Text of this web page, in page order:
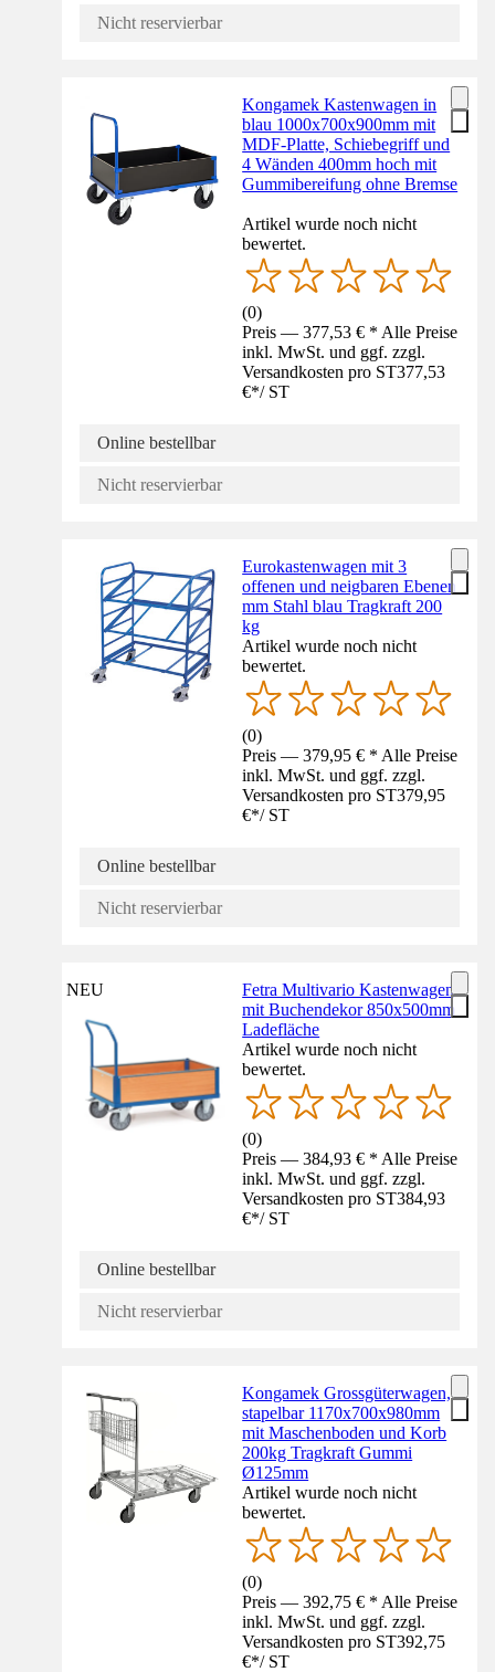
Nicht reservierbar
Kongamek Kastenwagen in
blau 1000x700x900mm mit
MDF-Platte, Schiebegriff und
4 Wänden 400mm hoch mit
Gummibereifung ohne Bremse
Artikel wurde noch nicht
bewertet.
(0)
Preis — 377,53 € * Alle Preise
inkl. MwSt. und ggf. zzgl.
Versandkosten pro ST377,53
€*/ ST
Online bestellbar
Nicht reservierbar
Eurokastenwagen mit 3
offenen und neigbaren Ebenen
mm Stahl blau Tragkraft 200
kg
Artikel wurde noch nicht
bewertet.
(0)
Preis — 379,95 € * Alle Preise
inkl. MwSt. und ggf. zzgl.
Versandkosten pro ST379,95
€*/ ST
Online bestellbar
Nicht reservierbar
NEU
Fetra Multivario Kastenwagen
mit Buchendekor 850x500mm
Ladefläche
Artikel wurde noch nicht
bewertet.
(0)
Preis — 384,93 € * Alle Preise
inkl. MwSt. und ggf. zzgl.
Versandkosten pro ST384,93
€*/ ST
Online bestellbar
Nicht reservierbar
Kongamek Grossgüterwagen,
stapelbar 1170x700x980mm
mit Maschenboden und Korb
200kg Tragkraft Gummi
Ø125mm
Artikel wurde noch nicht
bewertet.
(0)
Preis — 392,75 € * Alle Preise
inkl. MwSt. und ggf. zzgl.
Versandkosten pro ST392,75
€*/ ST